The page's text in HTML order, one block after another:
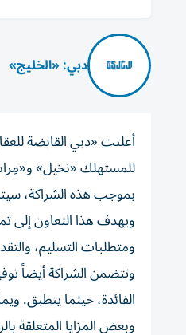
دبي: «الخليج»
أعلنت «دبي القابضة
للمستهلك «نخيل»
بموجب هذه الشراكة،
ويهدف هذا التعاون إلى
ومتطلبات التسليم،
وتتضمن الشراكة أيضاً
الفائدة، حيثما ينطبق.
وبعض المزايا المتعلقة